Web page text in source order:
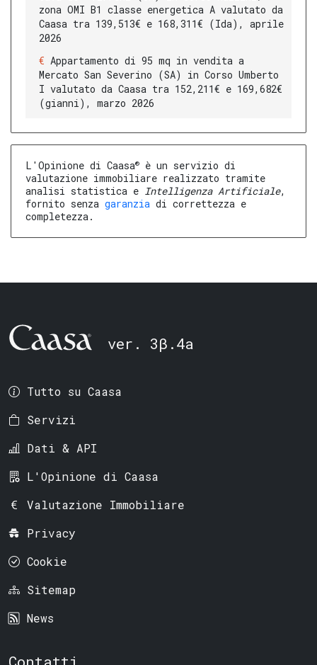
zona OMI B1 classe energetica A valutato da
Caasa tra 139,513€ e 168,311€ (Ida), aprile
2026
Appartamento di 95 mq in vendita a
Mercato San Severino (SA) in Corso Umberto
I valutato da Caasa tra 152,211€ e 169,682€
(gianni), marzo 2026
L'Opinione di Caasa®
è un servizio di
valutazione immobiliare realizzato tramite
analisi statistica e Intelligenza Artificiale,
fornito senza garanzia di correttezza e
completezza.
ver. 3β.4a
Tutto su Caasa
Servizi
Dati & API
L'Opinione di Caasa
Valutazione Immobiliare
Privacy
Cookie
Sitemap
News